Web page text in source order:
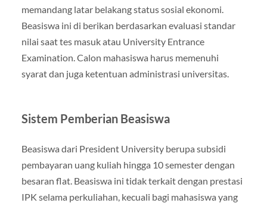
memandang latar belakang status sosial ekonomi.
Beasiswa ini di berikan berdasarkan evaluasi standar
nilai saat tes masuk atau University Entrance
Examination. Calon mahasiswa harus memenuhi
syarat dan juga ketentuan administrasi universitas.
Sistem Pemberian Beasiswa
Beasiswa dari President University berupa subsidi
pembayaran uang kuliah hingga 10 semester dengan
besaran flat. Beasiswa ini tidak terkait dengan prestasi
IPK selama perkuliahan, kecuali bagi mahasiswa yang